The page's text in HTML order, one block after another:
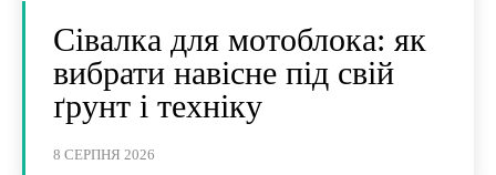
Сівалка для мотоблока: як
вибрати навісне під свій
ґрунт і техніку
8 СЕРПНЯ 2026